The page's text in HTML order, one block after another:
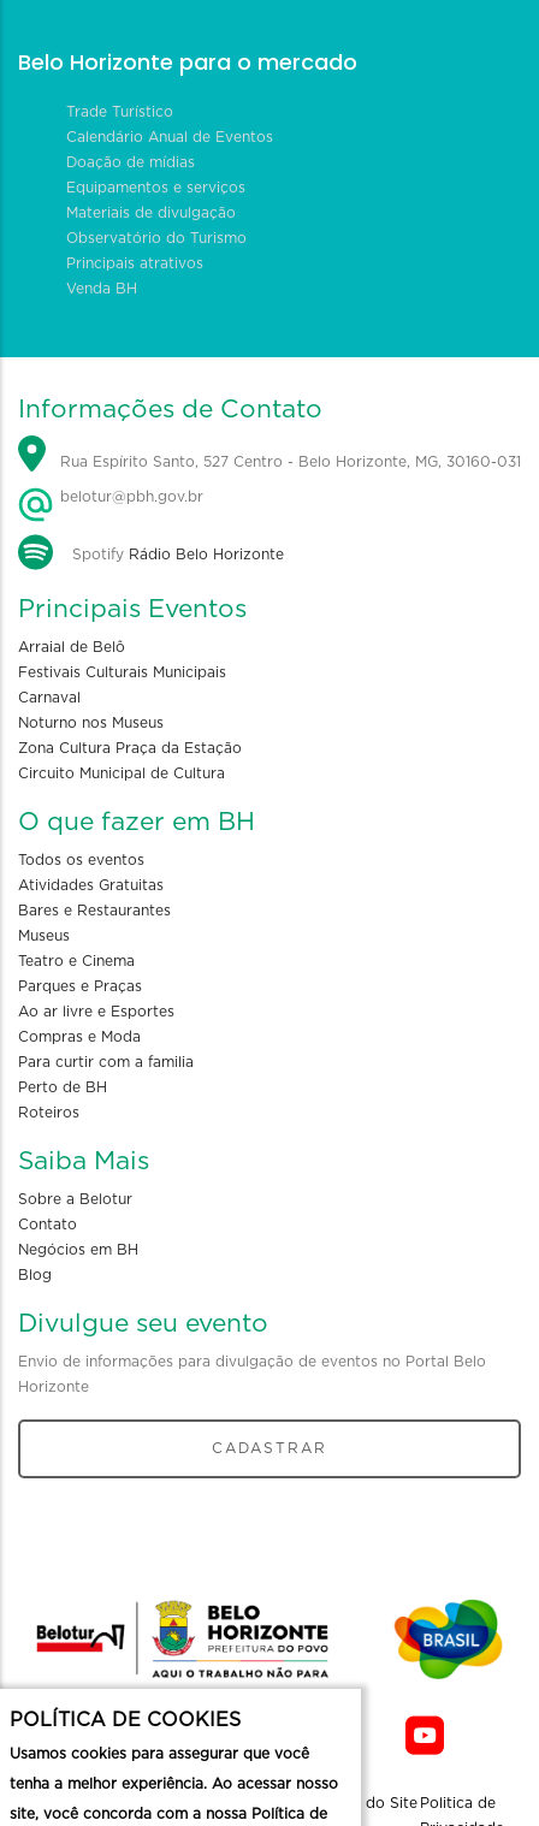
Belo Horizonte para o mercado
Trade Turístico
Calendário Anual de Eventos
Doação de mídias
Equipamentos e serviços
Materiais de divulgação
Observatório do Turismo
Principais atrativos
Venda BH
Informações de Contato
Rua Espírito Santo, 527 Centro - Belo Horizonte, MG, 30160-031
belotur@pbh.gov.br
Spotify Rádio Belo Horizonte
Principais Eventos
Arraial de Belô
Festivais Culturais Municipais
Carnaval
Noturno nos Museus
Zona Cultura Praça da Estação
Circuito Municipal de Cultura
O que fazer em BH
Todos os eventos
Atividades Gratuitas
Bares e Restaurantes
Museus
Teatro e Cinema
Parques e Praças
Ao ar livre e Esportes
Compras e Moda
Para curtir com a familia
Perto de BH
Roteiros
Saiba Mais
Sobre a Belotur
Contato
Negócios em BH
Blog
Divulgue seu evento
Envio de informações para divulgação de eventos no Portal Belo
Horizonte
CADASTRAR
Mapa do Site Politica de
POLÍTICA DE COOKIES
Usamos cookies para assegurar que você
tenha a melhor experiência. Ao acessar nosso
site, você concorda com a nossa Política de